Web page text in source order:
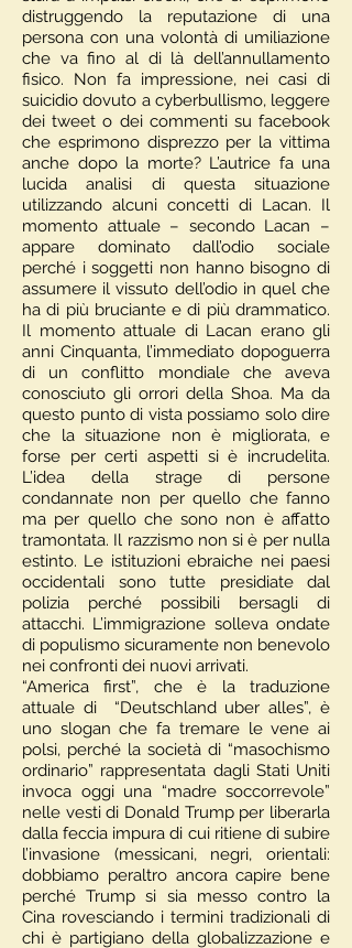
distruggendo la reputazione di una
persona con una volontà di umiliazione
che va fino al di là dell’annullamento
fisico. Non fa impressione, nei casi di
suicidio dovuto a cyberbullismo, leggere
dei tweet o dei commenti su facebook
che esprimono disprezzo per la vittima
anche dopo la morte? L’autrice fa una
lucida analisi di questa situazione
utilizzando alcuni concetti di Lacan. Il
momento attuale – secondo Lacan –
appare dominato dall’odio sociale
perché i soggetti non hanno bisogno di
assumere il vissuto dell’odio in quel che
ha di più bruciante e di più drammatico.
Il momento attuale di Lacan erano gli
anni Cinquanta, l’immediato dopoguerra
di un conflitto mondiale che aveva
conosciuto gli orrori della Shoa. Ma da
questo punto di vista possiamo solo dire
che la situazione non è migliorata, e
forse per certi aspetti si è incrudelita.
L’idea della strage di persone
condannate non per quello che fanno
ma per quello che sono non è affatto
tramontata. Il razzismo non si è per nulla
estinto. Le istituzioni ebraiche nei paesi
occidentali sono tutte presidiate dal
polizia perché possibili bersagli di
attacchi. L’immigrazione solleva ondate
di populismo sicuramente non benevolo
nei confronti dei nuovi arrivati.
“America first”, che è la traduzione
attuale di “Deutschland uber alles”, è
uno slogan che fa tremare le vene ai
polsi, perché la società di “masochismo
ordinario” rappresentata dagli Stati Uniti
invoca oggi una “madre soccorrevole”
nelle vesti di Donald Trump per liberarla
dalla feccia impura di cui ritiene di subire
l’invasione (messicani, negri, orientali:
dobbiamo peraltro ancora capire bene
perché Trump si sia messo contro la
Cina rovesciando i termini tradizionali di
chi è partigiano della globalizzazione e